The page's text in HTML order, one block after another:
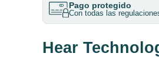
Pago protegido
Con todas las
Hear